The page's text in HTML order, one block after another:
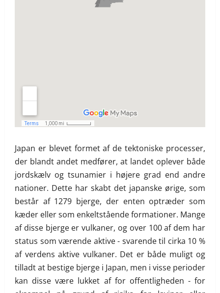
Japan er blevet formet af de tektoniske processer,
der blandt andet medfører, at landet oplever både
jordskælv og tsunamier i højere grad end andre
nationer. Dette har skabt det japanske ørige, som
består af 1279 bjerge, der enten optræder som
kæder eller som enkeltstående formationer. Mange
af disse bjerge er vulkaner, og over 100 af dem har
status som værende aktive - svarende til cirka 10 %
af verdens aktive vulkaner. Det er både muligt og
tilladt at bestige bjerge i Japan, men i visse perioder
kan disse være lukket af for offentligheden - for